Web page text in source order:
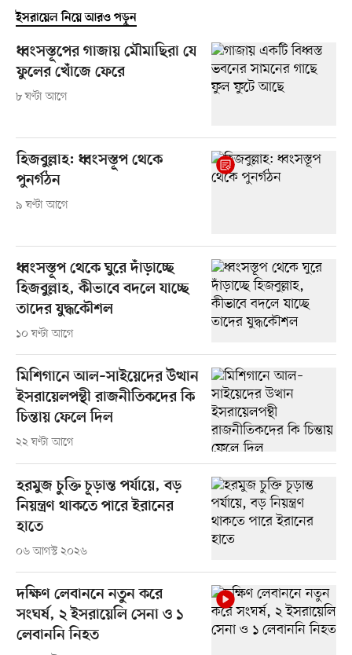
ইসরায়েল নিয়ে আরও পড়ুন
ধ্বংসস্তূপের গাজায় মৌমাছিরা যে
ফুলের খোঁজে ফেরে
৮ ঘণ্টা আগে
হিজবুল্লাহ: ধ্বংসস্তূপ থেকে
পুনর্গঠন
৯ ঘণ্টা আগে
ধ্বংসস্তূপ থেকে ঘুরে দাঁড়াচ্ছে
হিজবুল্লাহ, কীভাবে বদলে যাচ্ছে
তাদের যুদ্ধকৌশল
১০ ঘণ্টা আগে
মিশিগানে আল–সাইয়েদের উত্থান
ইসরায়েলপন্থী রাজনীতিকদের কি
চিন্তায় ফেলে দিল
২২ ঘণ্টা আগে
হরমুজ চুক্তি চূড়ান্ত পর্যায়ে, বড়
নিয়ন্ত্রণ থাকতে পারে ইরানের
হাতে
০৬ আগস্ট ২০২৬
দক্ষিণ লেবাননে নতুন করে
সংঘর্ষ, ২ ইসরায়েলি সেনা ও ১
লেবাননি নিহত